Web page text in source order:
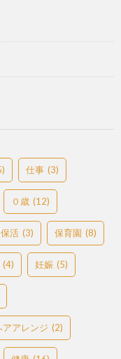
仕事 (3)
０歳 (12)
保活 (3) 保育園 (8)
(4) 妊娠 (5)
アアレンジ (2)